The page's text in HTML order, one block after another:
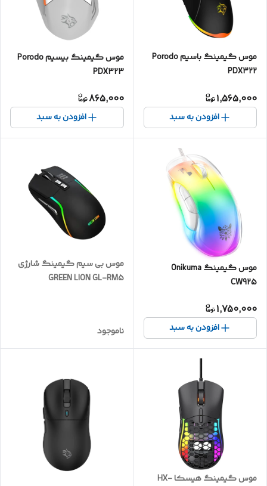
موس گیمینگ باسیم Porodo
PDX322
1,565,000
افزودن به سبد
موس گیمینگ بیسیم Porodo
PDX323
865,000
افزودن به سبد
موس گیمینگ Onikuma
CW925
1,750,000
افزودن به سبد
موس بی سیم گیمینگ شارژی
GREEN LION GL-RM5
ناموجود
موس گیمینگ هیسکا HX-